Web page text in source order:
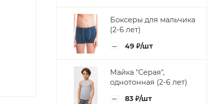
Боксеры для мальчика
(2-6 лет)
49 ₽/шт
Майка "Серая",
однотонная (2-6 лет)
83 ₽/шт